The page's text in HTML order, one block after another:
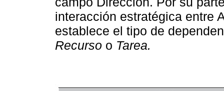
interacción estratégica entre
establece el tipo de
Recurso o Tarea.